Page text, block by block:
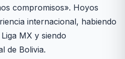
compromisos». Hoyos
internacional, habiendo
MX y siendo
de Bolivia.